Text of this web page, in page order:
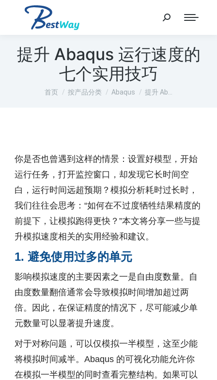
提升 Abaqus 运行速度的
七个实用技巧
您在这里：
首页 按产品分类 Abaqus 提升 Ab…
你是否也曾遇到这样的情景：设置好模型，开始
运行任务，打开监控窗口，却发现它长时间空
白，运行时间远超预期？模拟分析耗时过长时，
我们往往会思考：“如何在不过度牺牲结果精度的
前提下，让模拟跑得更快？”本文将分享一些与提
升模拟速度相关的实用经验和建议。
1. 避免使用过多的单元
影响模拟速度的主要因素之一是自由度数量。自
由度数量翻倍通常会导致模拟时间增加超过两
倍。因此，在保证精度的情况下，尽可能减少单
元数量可以显著提升速度。
对于对称问题，可以仅模拟一半模型，这至少能
将模拟时间减半。Abaqus 的可视化功能允许你
在模拟一半模型的同时查看完整结构。如果可以